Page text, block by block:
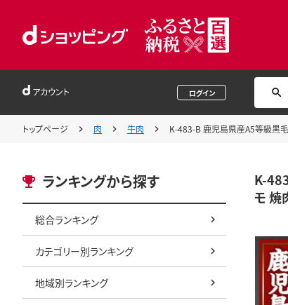
アカウント ログイン
トップページ 肉 牛肉 K-483-B 鹿児島県産A5等級黒
ランキングから探す
総合ランキング
カテゴリー別ランキング
地域別ランキング
K-
モ 焼